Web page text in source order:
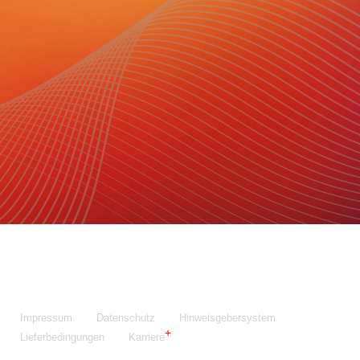
Maschinenfabrik NIEHOFF GmbH & Co. KG
Walter-Niehoff-Str. 2
91126 Schwabach
Anfahrt Google Maps
Fon:+49 9122 977-0
E-Mail: info@niehoff.de
Fax:+49 9122 977-155
Impressum Datenschutz
Hinweisgebersystem
Lieferbedingungen
Karriere